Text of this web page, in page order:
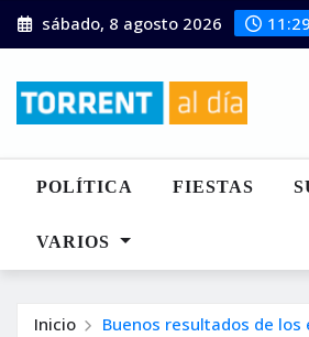
Saltar
al
sábado, 8 agosto 2026
POLÍTICA FIESTAS
VARIOS
Inicio Buenos resultados de los